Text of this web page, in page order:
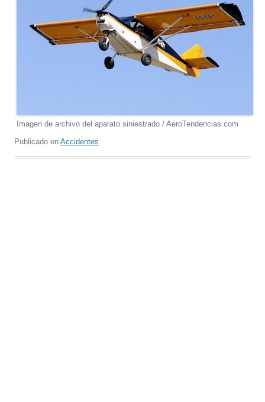
Imagen de archivo del aparato siniestrado / AeroTendencias.com
Publicado en Accidentes